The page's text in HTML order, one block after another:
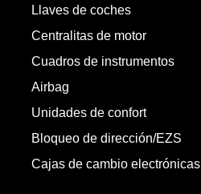
Llaves de coches
Centralitas de motor
Cuadros de instrumentos
Airbag
Unidades de confort
Bloqueo de dirección/EZS
Cajas de cambio electrónicas